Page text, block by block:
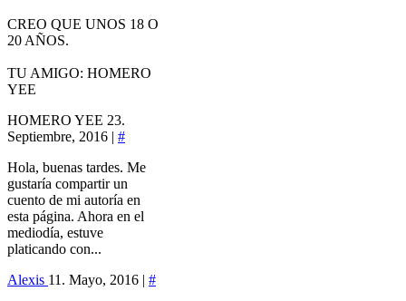
CREO QUE UNOS 18 O
20 AÑOS.
TU AMIGO: HOMERO
YEE
HOMERO YEE 23.
Septiembre, 2016 | #
Hola, buenas tardes. Me
gustaría compartir un
cuento de mi autoría en
esta página. Ahora en el
mediodía, estuve
platicando con...
Alexis 11. Mayo, 2016 | #